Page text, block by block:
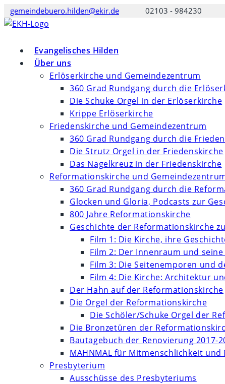
Zum
Inhalt
gemeindebuero.hilden@ekir.de 02103 - 984230
Evangelisches Hilden
Über uns
Erlöserkirche und Gemeindezentrum
360 Grad Rundgang durch die
Die Schuke Orgel in der Erlöserkirche
Krippe Erlöserkirche
Friedenskirche und Gemeindezentrum
360 Grad Rundgang durch die
Die Strutz Orgel in der Friedenskirche
Das Nagelkreuz in der Friedenskirche
Reformationskirche und
360 Grad Rundgang durch die
Glocken und Gloria, Podcasts zur
800 Jahre Reformationskirche
Geschichte der Reformationskirche
Film 1: Die Kirche, ihre
Film 2: Der Innenraum und
Film 3: Die Seitenemporen und
Film 4: Die Kirche: Architektur
Der Hahn auf der Reformationskirche
Die Orgel der Reformationskirche
Die Schöler/Schuke Orgel der
Die Bronzetüren der
Bautagebuch der Renovierung 2017-
MAHNMAL für Mitmenschlichkeit und
Presbyterium
Ausschüsse des Presbyteriums